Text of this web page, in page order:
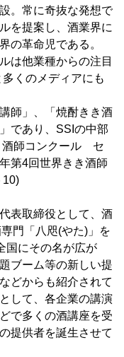
。常に奇抜な発想で
を提案し、酒業界に
の革命児である。
は他業種からの注目
くのメディアにも
師」、「焼酎きき酒
であり、SSIの中部
酒師コンクール セ
第4回世界きき酒師
10)
表取締役として、酒
門「八咫(やた)」を
国にその名が広が
ブーム等の新しい提
どからも紹介されて
して、各企業の講演
で多くの酒講座を受
提供者を誕生させて